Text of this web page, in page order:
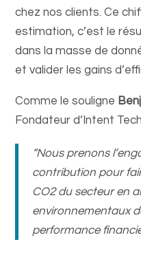
chez nos clients. Ce
estimation, c’est le
dans la masse de
et valider les gains
Comme le souligne
Fondateur d’Intent
“Nous prenons
contribution pour
CO2 du secteur en
environnementaux
performance